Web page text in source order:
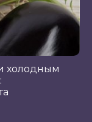
холодным